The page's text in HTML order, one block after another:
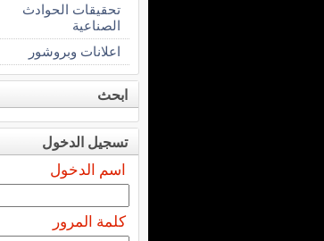
تحقيقات الحوادث
الصناعية
اعلانات وبروشور
ابحث
تسجيل الدخول
اسم الدخول
كلمة المرور